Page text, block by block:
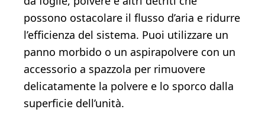
possono ostacolare il flusso d’aria e ridurre
l’efficienza del sistema. Puoi utilizzare un
panno morbido o un aspirapolvere con un
accessorio a spazzola per rimuovere
delicatamente la polvere e lo sporco dalla
superficie dell’unità.